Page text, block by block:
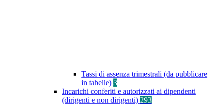
Tassi di assenza trimestrali (da pubblicare
in tabelle) 3
Incarichi conferiti e autorizzati ai dipendenti
(dirigenti e non dirigenti) 293